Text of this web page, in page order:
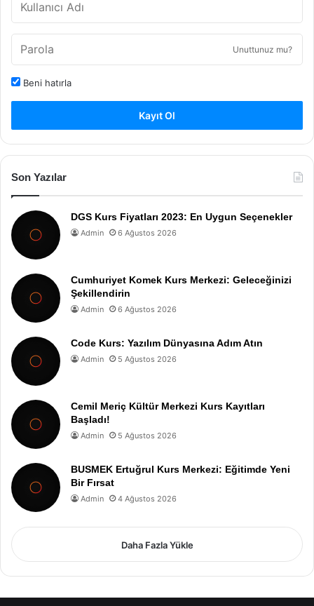
Unuttunuz mu?
Beni hatırla
Kayıt Ol
Son Yazılar
DGS Kurs Fiyatları 2023: En Uygun Seçenekler
Admin 6 Ağustos 2026
Cumhuriyet Komek Kurs Merkezi: Geleceğinizi
Şekillendirin
Admin 6 Ağustos 2026
Code Kurs: Yazılım Dünyasına Adım Atın
Admin 5 Ağustos 2026
Cemil Meriç Kültür Merkezi Kurs Kayıtları
Başladı!
Admin 5 Ağustos 2026
BUSMEK Ertuğrul Kurs Merkezi: Eğitimde Yeni
Bir Fırsat
Admin 4 Ağustos 2026
Daha Fazla Yükle